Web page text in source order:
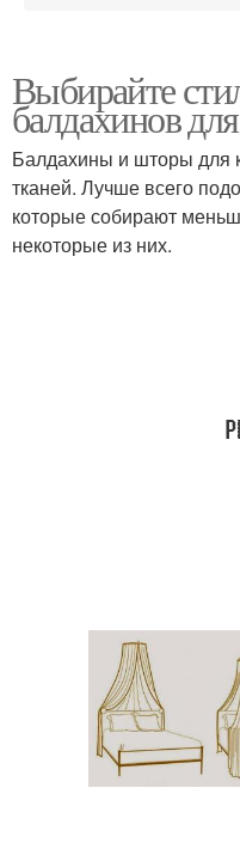
Готовые кровати
Современные кровати
Выбирайте
балдахинов
Балдахины и шторы для
тканей. Лучше всего
которые собирают
некоторые из них.